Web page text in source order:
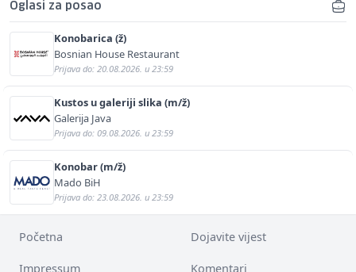
Oglasi za posao
Konobarica (ž)
Bosnian House Restaurant
Prijava do: 20.08.2026. u 23:59
Kustos u galeriji slika (m/ž)
Galerija Java
Prijava do: 09.08.2026. u 23:59
Konobar (m/ž)
Mado BiH
Prijava do: 23.08.2026. u 23:59
Početna Dojavite vijest
Impressum Komentari